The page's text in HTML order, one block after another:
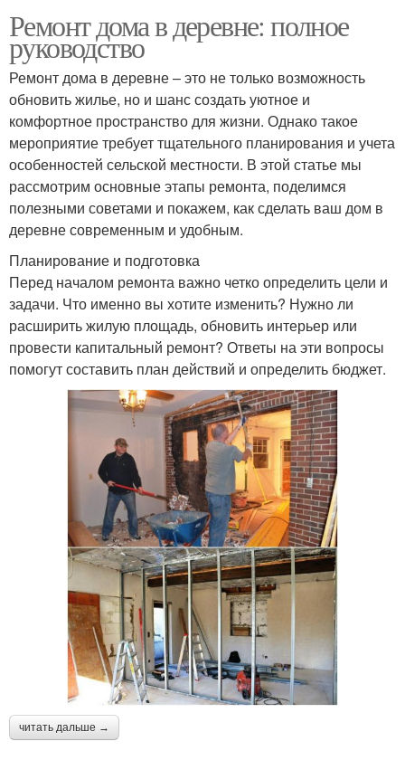
Ремонт дома в деревне: полное
руководство
Ремонт дома в деревне – это не только возможность
обновить жилье, но и шанс создать уютное и
комфортное пространство для жизни. Однако такое
мероприятие требует тщательного планирования и учета
особенностей сельской местности. В этой статье мы
рассмотрим основные этапы ремонта, поделимся
полезными советами и покажем, как сделать ваш дом в
деревне современным и удобным.
Планирование и подготовка
Перед началом ремонта важно четко определить цели и
задачи. Что именно вы хотите изменить? Нужно ли
расширить жилую площадь, обновить интерьер или
провести капитальный ремонт? Ответы на эти вопросы
помогут составить план действий и определить бюджет.
читать дальше →